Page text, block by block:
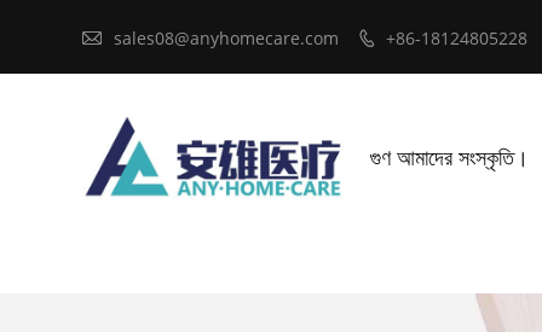
 sales08@anyhomecare.com  +86-18124805228
গুণ আমাদের সংস্কৃতি।